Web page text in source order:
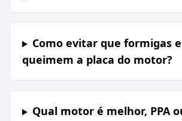
Como evitar que formigas
queimem a placa do motor?
Qual motor é melhor, PPA